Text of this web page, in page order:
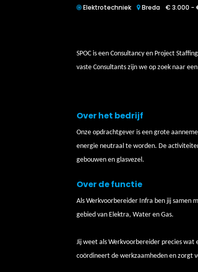
Elektrotechniek
Breda € 3.000 -
SPOC is een Consultancy en Project
vaste Consultants zijn we op zoek naar
Over het bedrijf
Onze opdrachtgever is een grote
energie neutraal te worden. De
gebouwen en glasvezel.
Over de functie
Als Werkvoorbereider Infra ben jij samen
gebied van Elektra, Water en Gas.
Jij weet als Werkvoorbereider precies wat
coördineert de werkzaamheden en zorgt